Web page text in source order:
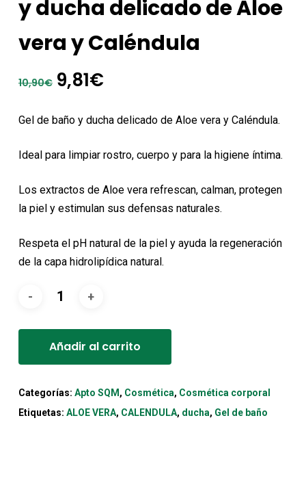
y ducha delicado de Aloe
vera y Caléndula
10,90€ El
original
10,90€.
9,81€El
actual
9,81€.
Gel de baño y ducha delicado de Aloe vera y Caléndula.
Ideal para limpiar rostro, cuerpo y para la higiene íntima.
Los extractos de Aloe vera refrescan, calman, protegen
la piel y estimulan sus defensas naturales.
Respeta el pH natural de la piel y ayuda la regeneración
de la capa hidrolipídica natural.
Añadir al carrito
Categorías: Apto SQM , Cosmética, Cosmética corporal
Etiquetas: ALOE VERA, CALENDULA, ducha, Gel de baño